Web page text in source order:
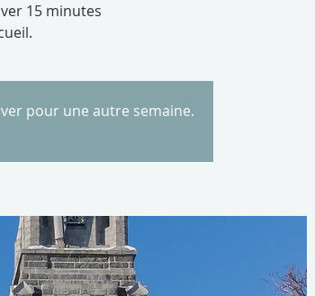
15 minutes
pour une autre semaine.